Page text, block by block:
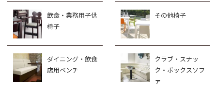
飲食・業務用子供
椅子
その他椅子
ダイニング・飲食
店用ベンチ
クラブ・スナッ
ク・ボックスソフ
ァ